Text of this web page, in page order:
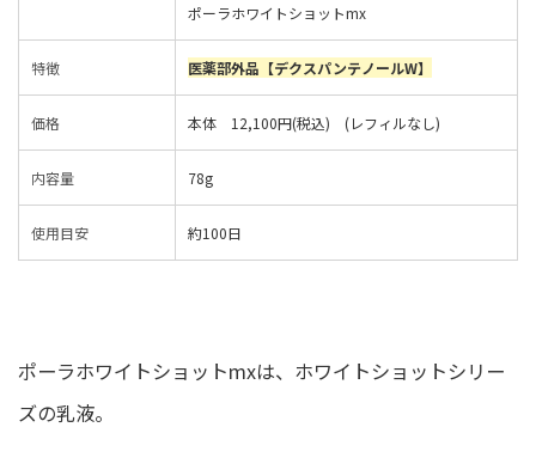
ポーラホワイトショットmx
特徴 医薬部外品 【デクスパンテノールW】
価格 本体 12,100円(税込) (レフィルなし)
内容量 78g
使用目安 約100日
ポーラホワイトショットmxは、ホワイトショットシリー
ズの乳液。